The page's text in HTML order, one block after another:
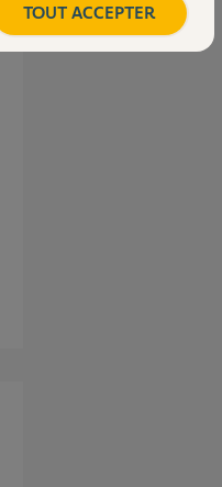
TOUT ACCEPTER